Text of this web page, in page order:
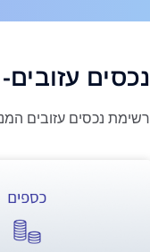
נכסים
רשימת נכסים עזובים